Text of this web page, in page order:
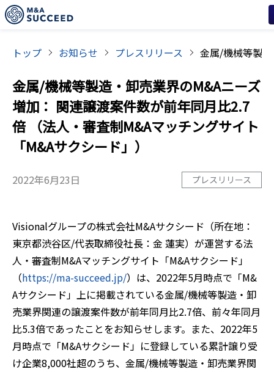
トップ お知らせ プレスリリース
金属/機械等製造・卸売業界のM&Aニーズ
増加： 関連譲渡案件数が前年同月比2.7
倍 （法人・審査制M&Aマッチングサイト
「M&Aサクシード」）
2022年6月23日 プレスリリース
Visionalグループの株式会社M&Aサクシード（所在地：
東京都渋谷区/代表取締役社長：金 蓮実）が運営する法
人・審査制M&Aマッチングサイト「M&Aサクシード」
（https://ma-succeed.jp/）は、2022年5月時点で「M&
Aサクシード」上に掲載されている金属/機械等製造・卸
売業界関連の譲渡案件数が前年同月比2.7倍、前々年同月
比5.3倍であったことをお知らせします。また、2022年5
月時点で「M&Aサクシード」に登録している累計譲り受
け企業8,000社超のうち、金属/機械等製造・卸売業界関